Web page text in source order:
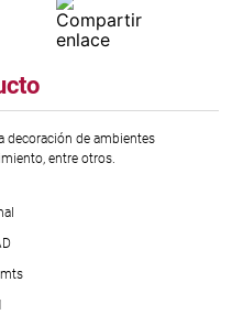
decoración de ambientes
entre otros.